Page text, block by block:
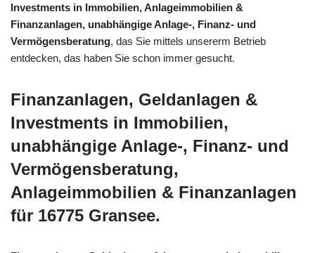
Investments in Immobilien, Anlageimmobilien &
Finanzanlagen, unabhängige Anlage-, Finanz- und
Vermögensberatung, das Sie mittels unsererm Betrieb
entdecken, das haben Sie schon immer gesucht.
Finanzanlagen, Geldanlagen &
Investments in Immobilien,
unabhängige Anlage-, Finanz- und
Vermögensberatung,
Anlageimmobilien & Finanzanlagen
für 16775 Gransee.